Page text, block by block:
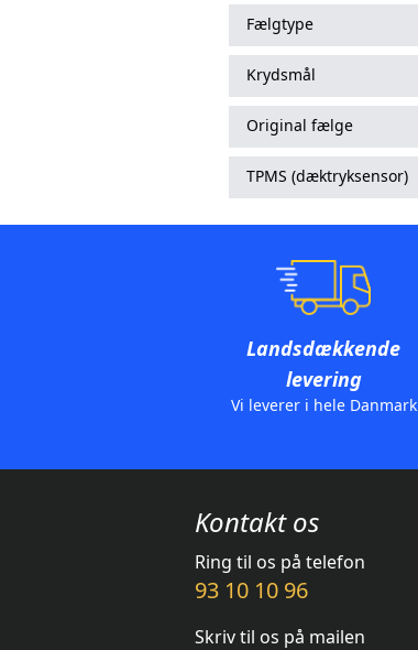
Fælgtype
Krydsmål
Original fælge
TPMS (dæktryksensor)
Landsdækkende
levering
Vi leverer i hele Danmark
Kontakt os
Ring til os på telefon
93 10 10 96
Skriv til os på mailen